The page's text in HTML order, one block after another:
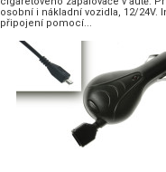
osobní i nákladní vozidla, 12/24V.
připojení pomocí...